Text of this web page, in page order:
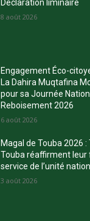
Déclaration liminaire
8 août 2026
Engagement Éco-
La Dahira Muqtafina
pour sa Journée
Reboisement 2026
6 août 2026
Magal de Touba 2026
Touba réaffirment leur
service de l’unité
3 août 2026